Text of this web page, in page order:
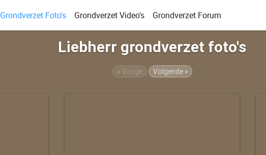
Grondverzet Foto's Grondverzet Video's Grondverzet Forum
Liebherr grondverzet foto's
« Vorige Volgende »